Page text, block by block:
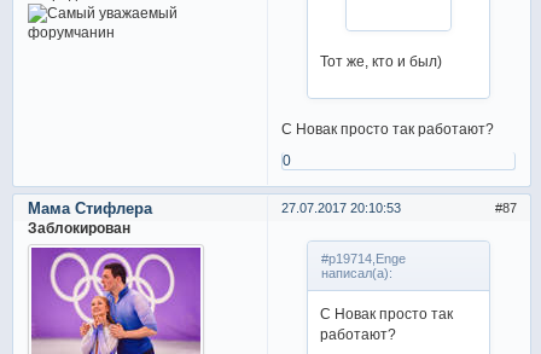
Тот же, кто и был)
С Новак просто так работают?
0
87
27.07.2017 20:10:53
Мама Стифлера
Заблокирован
#p19714,Enge
написал(а):
С Новак просто так
работают?